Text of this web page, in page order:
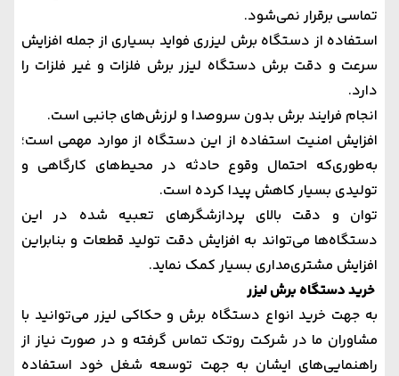
تماسی برقرار نمی‌شود.
استفاده از دستگاه برش لیزری فواید بسیاری از جمله افزایش
سرعت و دقت برش دستگاه ليزر برش فلزات و غیر فلزات را
دارد.
انجام فرایند برش بدون سروصدا و لرزش‌های جانبی است.
افزایش امنیت استفاده از این دستگاه از موارد مهمی است؛
به‌طوری‌که احتمال وقوع حادثه در محیط‌های کارگاهی و
تولیدی بسیار کاهش پیدا کرده است.
توان و دقت بالای پردازشگرهای تعبیه شده در این
دستگاه‌ها می‌تواند به افزایش دقت تولید قطعات و بنابراین
افزایش مشتری‌مداری بسیار کمک نماید.
خرید دستگاه برش لیزر
به جهت خرید انواع دستگاه‌ برش و حکاکی لیزر می‌توانید با
مشاوران ما در شرکت روتک تماس گرفته و در صورت نیاز از
راهنمایی‌های ایشان به جهت توسعه شغل خود استفاده